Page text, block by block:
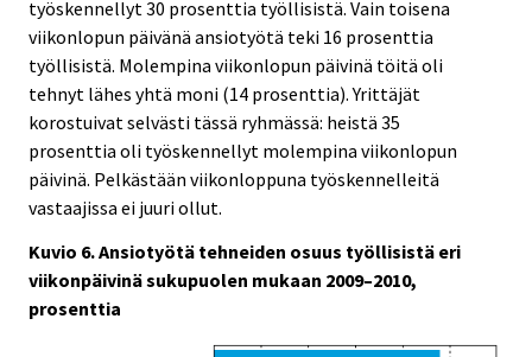
työskennellyt 30 prosenttia työllisistä. Vain toisena
viikonlopun päivänä ansiotyötä teki 16 prosenttia
työllisistä. Molempina viikonlopun päivinä töitä oli
tehnyt lähes yhtä moni (14 prosenttia). Yrittäjät
korostuivat selvästi tässä ryhmässä: heistä 35
prosenttia oli työskennellyt molempina viikonlopun
päivinä. Pelkästään viikonloppuna työskennelleitä
vastaajissa ei juuri ollut.
Kuvio 6. Ansiotyötä tehneiden osuus työllisistä eri
viikonpäivinä sukupuolen mukaan 2009–2010,
prosenttia